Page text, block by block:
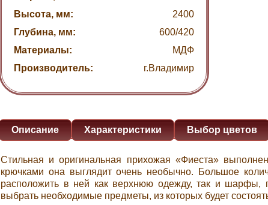
Высота, мм:
2400
Глубина, мм:
600/420
Материалы:
МДФ
Производитель:
г.Владимир
Описание Характеристики Выбор цветов
Стильная и оригинальная прихожая «Фиеста»
крючками она выглядит очень необычно. Большое
расположить в ней как верхнюю одежду, так и шарфы,
выбрать необходимые предметы, из которых будет